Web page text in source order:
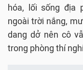
hóa, lối sống địa
ngoài trời nắng,
dang dở nên cô
trong phòng thí